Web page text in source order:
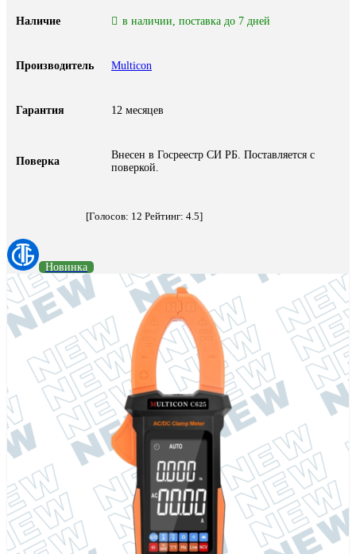
Наличие в наличии, поставка до 7 дней
Производитель Multicon
Гарантия 12 месяцев
Поверка
Внесен в Госреестр СИ РБ. Поставляется с
поверкой.
[Голосов: 12 Рейтинг: 4.5]
Новинка